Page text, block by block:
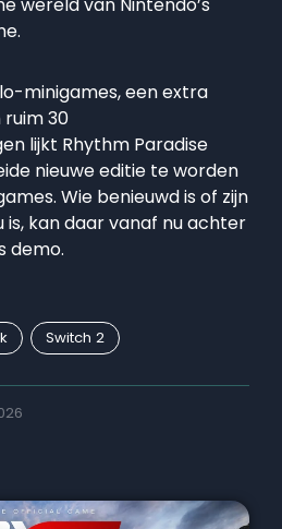
minigames, een extra
30
lijkt Rhythm Paradise
nieuwe editie te worden
Wie benieuwd is of zijn
is, kan daar vanaf nu achter
demo.
Switch 2